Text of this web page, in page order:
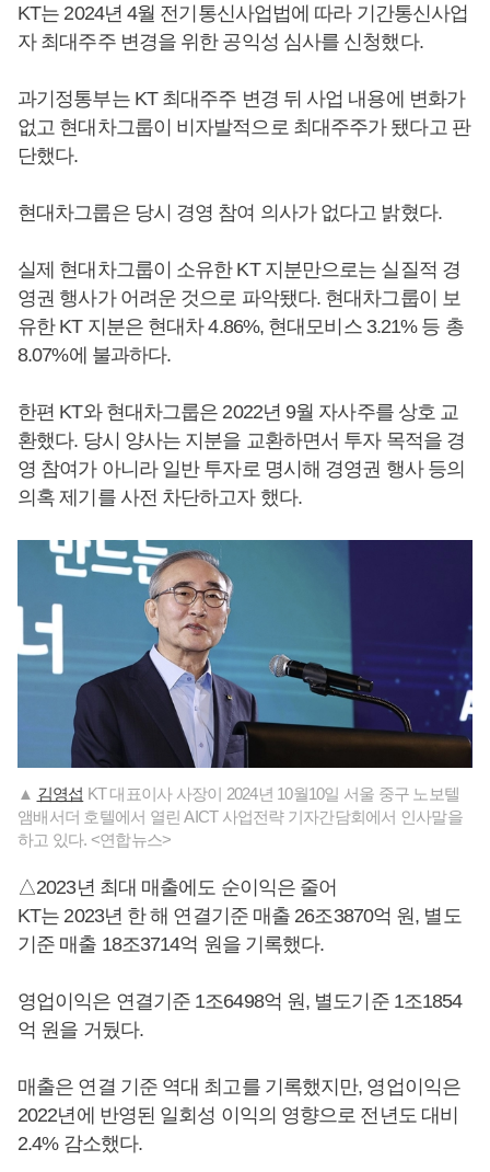
KT는 2024년 4월 전기통신사업법에 따라 기간통신사업
자 최대주주 변경을 위한 공익성 심사를 신청했다.
과기정통부는 KT 최대주주 변경 뒤 사업 내용에 변화가
없고 현대차그룹이 비자발적으로 최대주주가 됐다고 판
단했다.
현대차그룹은 당시 경영 참여 의사가 없다고 밝혔다.
실제 현대차그룹이 소유한 KT 지분만으로는 실질적 경
영권 행사가 어려운 것으로 파악됐다. 현대차그룹이 보
유한 KT 지분은 현대차 4.86%, 현대모비스 3.21% 등 총
8.07%에 불과하다.
한편 KT와 현대차그룹은 2022년 9월 자사주를 상호 교
환했다. 당시 양사는 지분을 교환하면서 투자 목적을 경
영 참여가 아니라 일반 투자로 명시해 경영권 행사 등의
의혹 제기를 사전 차단하고자 했다.
▲ 김영섭 KT 대표이사 사장이 2024년 10월10일 서울 중구 노보텔
앰배서더 호텔에서 열린 AICT 사업전략 기자간담회에서 인사말을
하고 있다. <연합뉴스>
△2023년 최대 매출에도 순이익은 줄어
KT는 2023년 한 해 연결기준 매출 26조3870억 원, 별도
기준 매출 18조3714억 원을 기록했다.
영업이익은 연결기준 1조6498억 원, 별도기준 1조1854
억 원을 거뒀다.
매출은 연결 기준 역대 최고를 기록했지만, 영업이익은
2022년에 반영된 일회성 이익의 영향으로 전년도 대비
2.4% 감소했다.